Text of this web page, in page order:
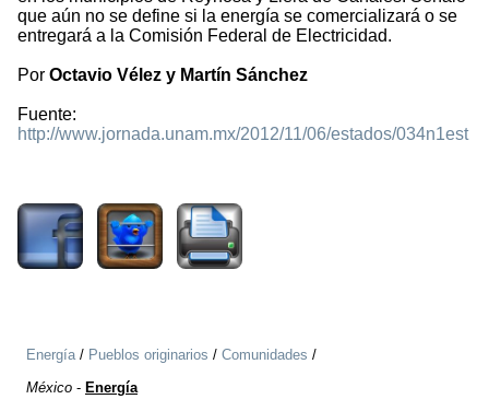
que aún no se define si la energía se comercializará o se
entregará a la Comisión Federal de Electricidad.
Por Octavio Vélez y Martín Sánchez
Fuente:
http://www.jornada.unam.mx/2012/11/06/estados/034n1est
Energía/ Pueblos originarios / Comunidades /
México - Energía